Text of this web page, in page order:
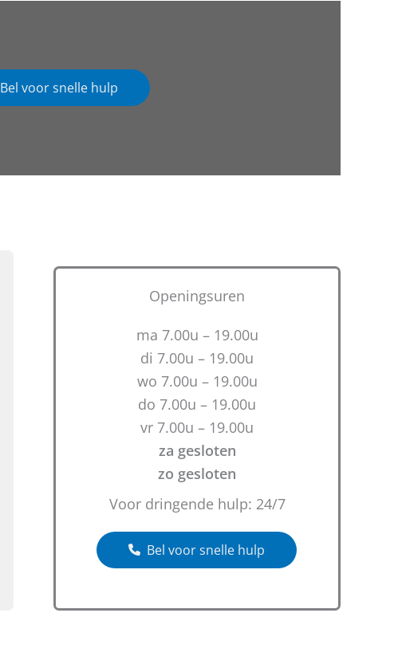
Bel voor snelle hulp
Openingsuren
ma 7.00u – 19.00u
di 7.00u – 19.00u
wo 7.00u – 19.00u
do 7.00u – 19.00u
vr 7.00u – 19.00u
za gesloten
zo gesloten
Voor dringende hulp: 24/7
Bel voor snelle hulp